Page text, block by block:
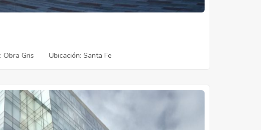
: Obra Gris Ubicación: Santa Fe